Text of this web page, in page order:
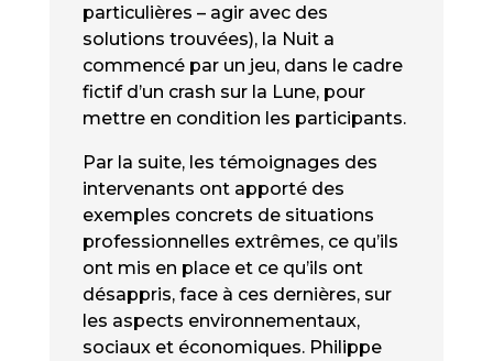
particulières – agir avec des
solutions trouvées), la Nuit a
commencé par un jeu, dans le cadre
fictif d’un crash sur la Lune, pour
mettre en condition les participants.
Par la suite, les témoignages des
intervenants ont apporté des
exemples concrets de situations
professionnelles extrêmes, ce qu’ils
ont mis en place et ce qu’ils ont
désappris, face à ces dernières, sur
les aspects environnementaux,
sociaux et économiques. Philippe